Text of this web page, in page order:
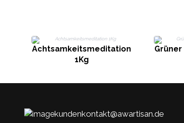
Achtsamkeitsmeditation
1Kg
kundenkontakt@awartisan.de